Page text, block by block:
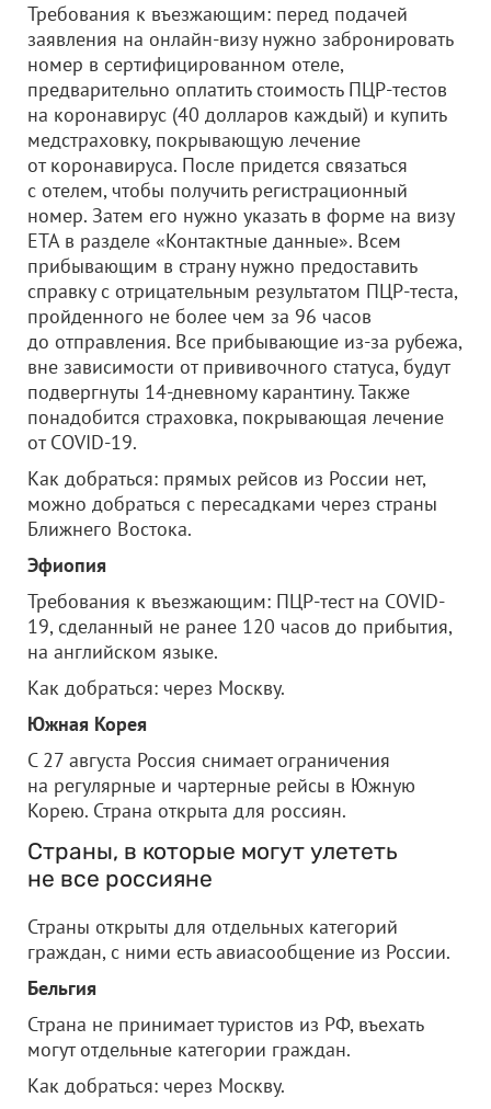
Требования к въезжающим: перед подачей
заявления на онлайн-визу нужно забронировать
номер в сертифицированном отеле,
предварительно оплатить стоимость ПЦР-тестов
на коронавирус (40 долларов каждый) и купить
медстраховку, покрывающую лечение
от коронавируса. После придется связаться
с отелем, чтобы получить регистрационный
номер. Затем его нужно указать в форме на визу
ETA в разделе «Контактные данные». Всем
прибывающим в страну нужно предоставить
справку с отрицательным результатом ПЦР-теста,
пройденного не более чем за 96 часов
до отправления. Все прибывающие из-за рубежа,
вне зависимости от прививочного статуса, будут
подвергнуты 14-дневному карантину. Также
понадобится страховка, покрывающая лечение
от COVID-19.
Как добраться: прямых рейсов из России нет,
можно добраться с пересадками через страны
Ближнего Востока.
Эфиопия
Требования к въезжающим: ПЦР-тест на COVID-
19, сделанный не ранее 120 часов до прибытия,
на английском языке.
Как добраться: через Москву.
Южная Корея
С 27 августа Россия снимает ограничения
на регулярные и чартерные рейсы в Южную
Корею. Страна открыта для россиян.
Страны, в которые могут улететь
не все россияне
Страны открыты для отдельных категорий
граждан, с ними есть авиасообщение из России.
Бельгия
Страна не принимает туристов из РФ, въехать
могут отдельные категории граждан.
Как добраться: через Москву.